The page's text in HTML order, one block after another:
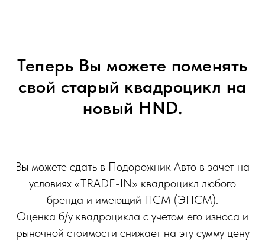
Теперь Вы можете поменять
свой старый квадроцикл на
новый HND.
Вы можете сдать в Подорожник Авто в зачет на
условиях «TRADE-IN» квадроцикл любого
бренда и имеющий ПСМ (ЭПСМ).
Оценка б/у квадроцикла с учетом его износа и
рыночной стоимости снижает на эту сумму цену